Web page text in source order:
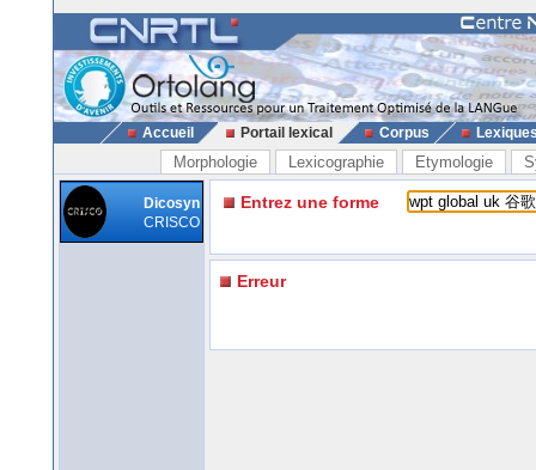
Accueil Portail lexical Corpus
Morphologie Lexicographie Etymologie
Dicosyn
CRISCO
Entrez une forme
Erreur